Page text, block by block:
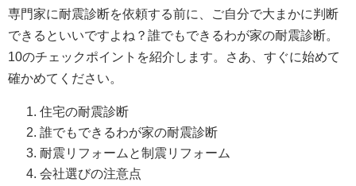
専門家に耐震診断を依頼する前に、ご自分で大まかに判断
できるといいですよね？誰でもできるわが家の耐震診断。
10のチェックポイントを紹介します。さあ、すぐに始めて
確かめてください。
住宅の耐震診断
誰でもできるわが家の耐震診断
耐震リフォームと制震リフォーム
会社選びの注意点